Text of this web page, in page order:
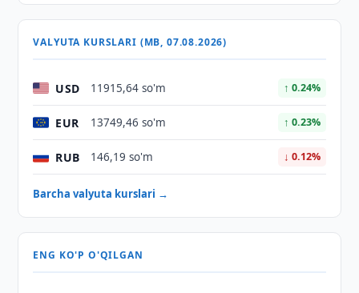
VALYUTA KURSLARI (MB, 07.08.2026)
USD 11915,64 so'm ↑ 0.24%
EUR 13749,46 so'm ↑ 0.23%
RUB 146,19 so'm ↓ 0.12%
Barcha valyuta kurslari →
ENG KO'P O'QILGAN